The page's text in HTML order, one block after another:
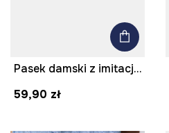
Pasek damski z imitacji skóry kolor czarny
59,90 zł